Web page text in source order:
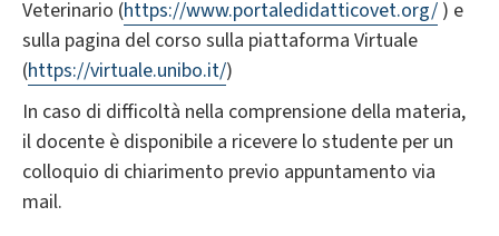
Veterinario (https://www.portaledidatticovet.org/ ) e
sulla pagina del corso sulla piattaforma Virtuale
(https://virtuale.unibo.it/)
In caso di difficoltà nella comprensione della materia,
il docente è disponibile a ricevere lo studente per un
colloquio di chiarimento previo appuntamento via
mail.